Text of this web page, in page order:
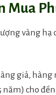
Mua
vàng
giả, hàng
cho